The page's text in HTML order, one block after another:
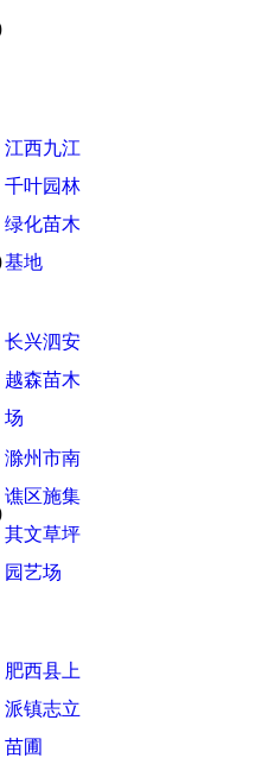
江西九江
千叶园林
绿化苗木
基地
长兴泗安
越森苗木
场
滁州市南
谯区施集
其文草坪
园艺场
肥西县上
派镇志立
苗圃